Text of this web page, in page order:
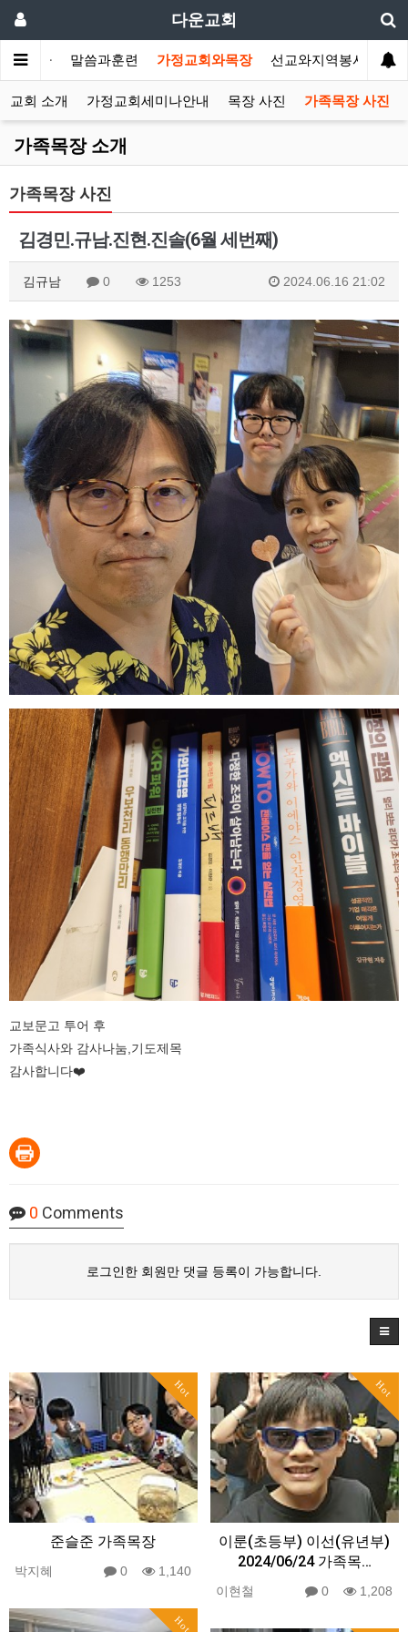
다운교회
합니다 말씀과훈련 가정교회와목장 선교와지역봉사 나
교회 소개 가정교회세미나안내 목장 사진 가족목장 사진
가족목장 소개
가족목장 사진
김경민.규남.진현.진솔(6월 세번째)
김규남 0 1253 2024.06.16 21:02
교보문고 투어 후
가족식사와 감사나눔,기도제목
감사합니다❤️
0 Comments
로그인한 회원만 댓글 등록이 가능합니다.
Hot
준슬준 가족목장
박지혜 0 1,140
Hot
이룬(초등부) 이선(유년부)
2024/06/24 가족목…
이현철 0 1,208
Hot